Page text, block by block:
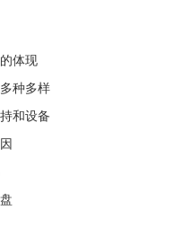
体现
种多样
和设备